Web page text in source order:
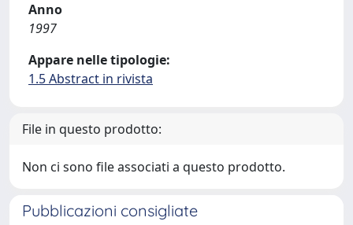
Anno
1997
Appare nelle tipologie:
1.5 Abstract in rivista
File in questo prodotto:
Non ci sono file associati a questo prodotto.
Pubblicazioni consigliate